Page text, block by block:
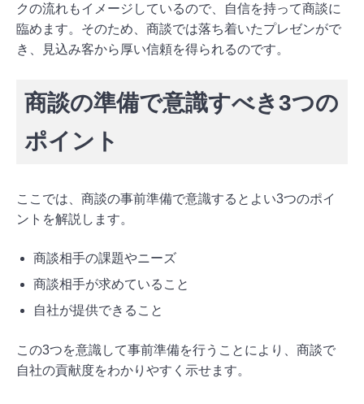
クの流れもイメージしているので、自信を持って商談に
臨めます。そのため、商談では落ち着いたプレゼンがで
き、見込み客から厚い信頼を得られるのです。
商談の準備で意識すべき3つの
ポイント
ここでは、商談の事前準備で意識するとよい3つのポイ
ントを解説します。
商談相手の課題やニーズ
商談相手が求めていること
自社が提供できること
この3つを意識して事前準備を行うことにより、商談で
自社の貢献度をわかりやすく示せます。